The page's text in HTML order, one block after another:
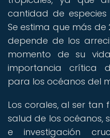
cantidad de
Se estima que más de
depende de los
momento de su
importancia crítica
para los océanos del
Los corales, al ser
salud de los océanos,
e investigación